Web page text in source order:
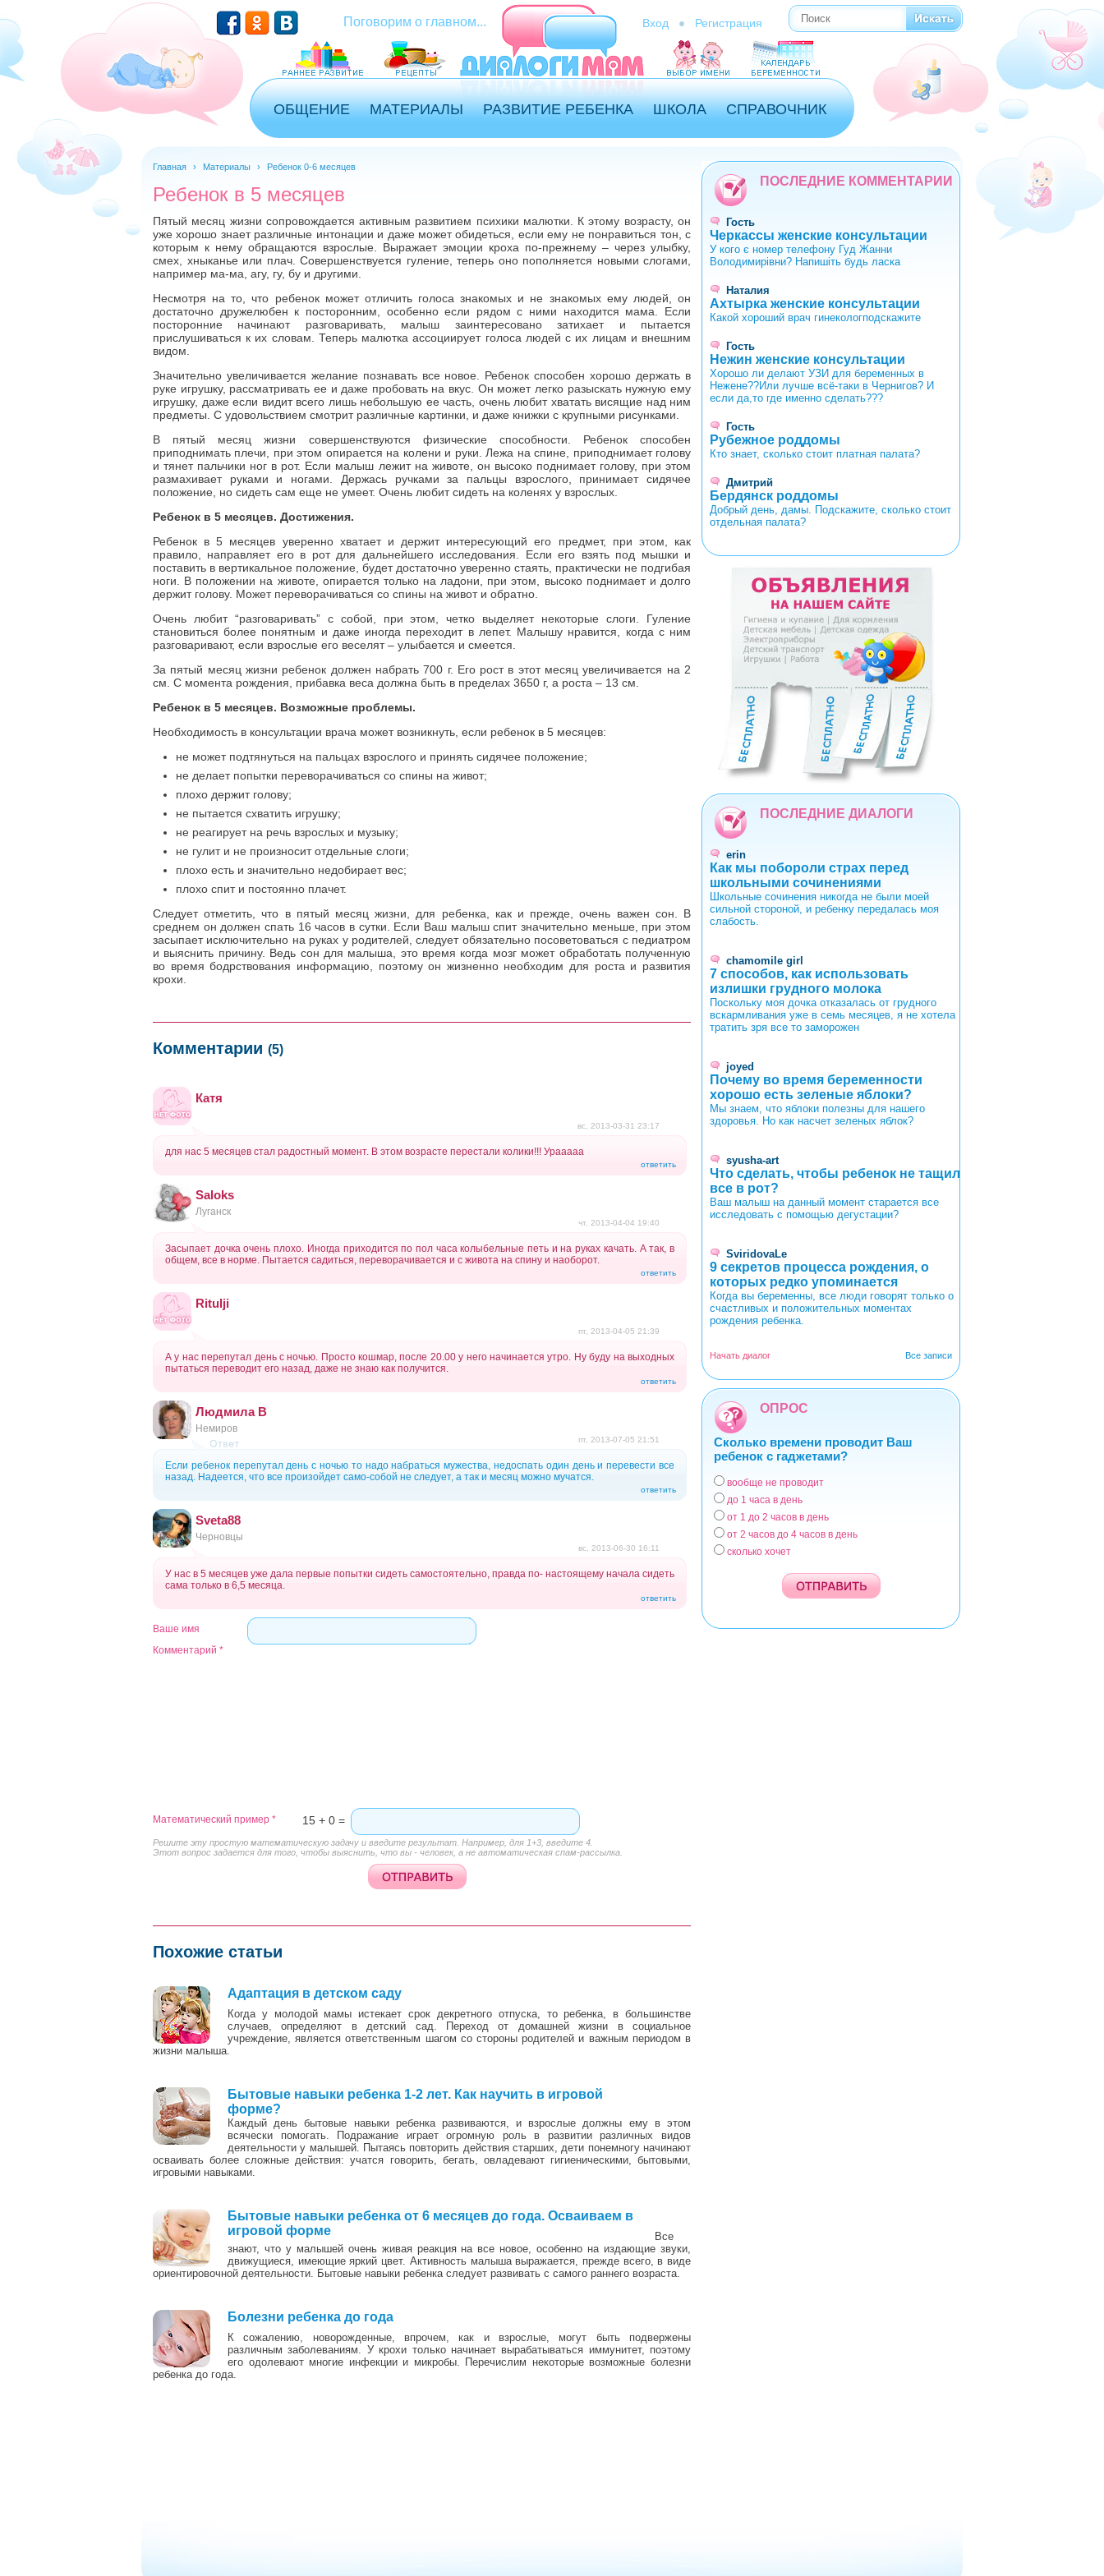
Перейти к основному содержанию
Поговорим о главном... Вход Регистрация Форма поиска
Поиск
ОБЩЕНИЕ МАТЕРИАЛЫ РАЗВИТИЕ РЕБЕНКА ШКОЛА СПРАВОЧНИК
Главная › Материалы › Ребенок 0-6 месяцев
Ребенок в 5 месяцев
Пятый месяц жизни сопровождается активным развитием психики малютки. К этому возрасту, он
уже хорошо знает различные интонации и даже может обидеться, если ему не понравиться тон, с
которым к нему обращаются взрослые. Выражает эмоции кроха по-прежнему – через улыбку,
смех, хныканье или плач. Совершенствуется гуление, теперь оно пополняется новыми слогами,
например ма-ма, агу, гу, бу и другими.
Несмотря на то, что ребенок может отличить голоса знакомых и не знакомых ему людей, он
достаточно дружелюбен к посторонним, особенно если рядом с ними находится мама. Если
посторонние начинают разговаривать, малыш заинтересовано затихает и пытается
прислушиваться к их словам. Теперь малютка ассоциирует голоса людей с их лицам и внешним
видом.
Значительно увеличивается желание познавать все новое. Ребенок способен хорошо держать в
руке игрушку, рассматривать ее и даже пробовать на вкус. Он может легко разыскать нужную ему
игрушку, даже если видит всего лишь небольшую ее часть, очень любит хватать висящие над ним
предметы. С удовольствием смотрит различные картинки, и даже книжки с крупными рисунками.
В пятый месяц жизни совершенствуются физические способности. Ребенок способен
приподнимать плечи, при этом опирается на колени и руки. Лежа на спине, приподнимает голову
и тянет пальчики ног в рот. Если малыш лежит на животе, он высоко поднимает голову, при этом
размахивает руками и ногами. Держась ручками за пальцы взрослого, принимает сидячее
положение, но сидеть сам еще не умеет. Очень любит сидеть на коленях у взрослых.
Ребенок в 5 месяцев. Достижения.
Ребенок в 5 месяцев уверенно хватает и держит интересующий его предмет, при этом, как
правило, направляет его в рот для дальнейшего исследования. Если его взять под мышки и
поставить в вертикальное положение, будет достаточно уверенно стаять, практически не подгибая
ноги. В положении на животе, опирается только на ладони, при этом, высоко поднимает и долго
держит голову. Может переворачиваться со спины на живот и обратно.
Очень любит “разговаривать” с собой, при этом, четко выделяет некоторые слоги. Гуление
становиться более понятным и даже иногда переходит в лепет. Малышу нравится, когда с ним
разговаривают, если взрослые его веселят – улыбается и смеется.
За пятый месяц жизни ребенок должен набрать 700 г. Его рост в этот месяц увеличивается на 2
см. С момента рождения, прибавка веса должна быть в пределах 3650 г, а роста – 13 см.
Ребенок в 5 месяцев. Возможные проблемы.
Необходимость в консультации врача может возникнуть, если ребенок в 5 месяцев:
не может подтянуться на пальцах взрослого и принять сидячее положение;
не делает попытки переворачиваться со спины на живот;
плохо держит голову;
не пытается схватить игрушку;
не реагирует на речь взрослых и музыку;
не гулит и не произносит отдельные слоги;
плохо есть и значительно недобирает вес;
плохо спит и постоянно плачет.
Следует отметить, что в пятый месяц жизни, для ребенка, как и прежде, очень важен сон. В
среднем он должен спать 16 часов в сутки. Если Ваш малыш спит значительно меньше, при этом
засыпает исключительно на руках у родителей, следует обязательно посоветоваться с педиатром
и выяснить причину. Ведь сон для малыша, это время когда мозг может обработать полученную
во время бодрствования информацию, поэтому он жизненно необходим для роста и развития
крохи.
Комментарии (5)
Катя
вс, 2013-03-31 23:17
для нас 5 месяцев стал радостный момент. В этом возрасте перестали колики!!! Урааааа
ответить
Saloks
Луганск
чт, 2013-04-04 19:40
Засыпает дочка очень плохо. Иногда приходится по пол часа колыбельные петь и на руках качать. А так, в
общем, все в норме. Пытается садиться, переворачивается и с живота на спину и наоборот.
ответить
Ritulji
пт, 2013-04-05 21:39
А у нас перепутал день с ночью. Просто кошмар, после 20.00 у него начинается утро. Ну буду на выходных
пытаться переводит его назад, даже не знаю как получится.
ответить
Людмила В
Немиров
пт, 2013-07-05 21:51
Если ребенок перепутал день с ночью то надо набраться мужества, недоспать один день и перевести все
назад. Надеется, что все произойдет само-собой не следует, а так и месяц можно мучатся.
ответить
Sveta88
Черновцы
вс, 2013-06-30 16:11
У нас в 5 месяцев уже дала первые попытки сидеть самостоятельно, правда по- настоящему начала сидеть
сама только в 6,5 месяца.
ответить
Ваше имя
Комментарий *
Этот вопрос задается для того, чтобы выяснить, что вы - человек, а не автоматическая спам-рассылка.
Математический пример * 15 + 0 =
Решите эту простую математическую задачу и введите результат. Например, для 1+3, введите 4.
Похожие статьи
Адаптация в детском саду
Когда у молодой мамы истекает срок декретного отпуска, то ребенка, в большинстве
случаев, определяют в детский сад. Переход от домашней жизни в социальное
учреждение, является ответственным шагом со стороны родителей и важным периодом в
жизни малыша.
Бытовые навыки ребенка 1-2 лет. Как научить в игровой
форме?
Каждый день бытовые навыки ребенка развиваются, и взрослые должны ему в этом
всячески помогать. Подражание играет огромную роль в развитии различных видов
деятельности у малышей. Пытаясь повторить действия старших, дети понемногу начинают
осваивать более сложные действия: учатся говорить, бегать, овладевают гигиеническими, бытовыми,
игровыми навыками.
Бытовые навыки ребенка от 6 месяцев до года. Осваиваем в
игровой форме
Все
знают, что у малышей очень живая реакция на все новое, особенно на издающие звуки,
движущиеся, имеющие яркий цвет. Активность малыша выражается, прежде всего, в виде
ориентировочной деятельности. Бытовые навыки ребенка следует развивать с самого раннего возраста.
Болезни ребенка до года
К сожалению, новорожденные, впрочем, как и взрослые, могут быть подвержены
различным заболеваниям. У крохи только начинает вырабатываться иммунитет, поэтому
его одолевают многие инфекции и микробы. Перечислим некоторые возможные болезни
ребенка до года.
ПОСЛЕДНИЕ КОММЕНТАРИИ
Гость
Черкассы женские консультации
У кого є номер телефону Гуд Жанни
Володимирівни? Напишіть будь ласка
Наталия
Ахтырка женские консультации
Какой хороший врач гинекологподскажите
Гость
Нежин женские консультации
Хорошо ли делают УЗИ для беременных в
Нежене??Или лучше всё-таки в Чернигов? И
если да,то где именно сделать???
Гость
Рубежное роддомы
Кто знает, сколько стоит платная палата?
Дмитрий
Бердянск роддомы
Добрый день, дамы. Подскажите, сколько стоит
отдельная палата?
0123456789
ПОСЛЕДНИЕ ДИАЛОГИ
erin
Как мы побороли страх перед
школьными сочинениями
Школьные сочинения никогда не были моей
сильной стороной, и ребенку передалась моя
слабость.
chamomile girl
7 способов, как использовать
излишки грудного молока
Поскольку моя дочка отказалась от грудного
вскармливания уже в семь месяцев, я не хотела
тратить зря все то заморожен
joyed
Почему во время беременности
хорошо есть зеленые яблоки?
Мы знаем, что яблоки полезны для нашего
здоровья. Но как насчет зеленых яблок?
syusha-art
Что сделать, чтобы ребенок не тащил
все в рот?
Ваш малыш на данный момент старается все
исследовать с помощью дегустации?
SviridovaLe
9 секретов процесса рождения, о
которых редко упоминается
Когда вы беременны, все люди говорят только о
счастливых и положительных моментах
рождения ребенка.
Все записи
Начать диалог
ОПРОС
Сколько времени проводит Ваш
ребенок с гаджетами?
Варианты
вообще не проводит
до 1 часа в день
от 1 до 2 часов в день
от 2 часов до 4 часов в день
сколько хочет